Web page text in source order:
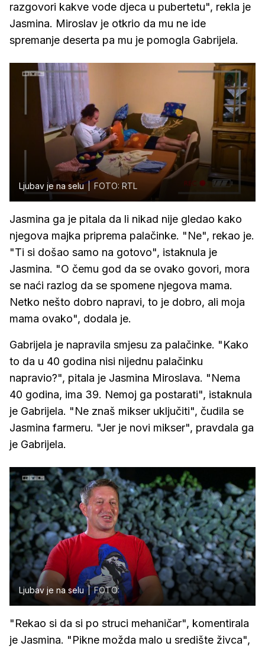
razgovori kakve vode djeca u pubertetu", rekla je
Jasmina. Miroslav je otkrio da mu ne ide
spremanje deserta pa mu je pomogla Gabrijela.
Ljubav je na selu FOTO: RTL
Jasmina ga je pitala da li nikad nije gledao kako
njegova majka priprema palačinke. "Ne", rekao je.
"Ti si došao samo na gotovo", istaknula je
Jasmina. "O čemu god da se ovako govori, mora
se naći razlog da se spomene njegova mama.
Netko nešto dobro napravi, to je dobro, ali moja
mama ovako", dodala je.
Gabrijela je napravila smjesu za palačinke. "Kako
to da u 40 godina nisi nijednu palačinku
napravio?", pitala je Jasmina Miroslava. "Nema
40 godina, ima 39. Nemoj ga postarati", istaknula
je Gabrijela. "Ne znaš mikser uključiti", čudila se
Jasmina farmeru. "Jer je novi mikser", pravdala ga
je Gabrijela.
Ljubav je na selu FOTO:
"Rekao si da si po struci mehaničar", komentirala
je Jasmina. "Pikne možda malo u središte živca",